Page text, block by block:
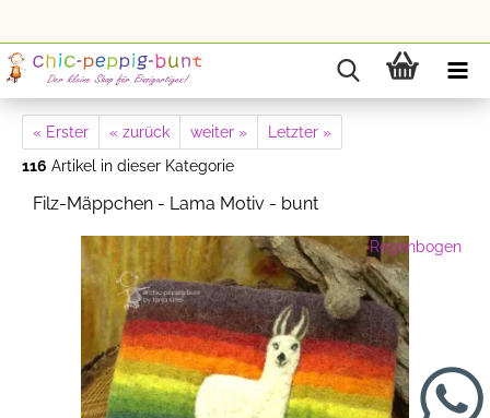
« Erster « zurück weiter »
Letzter »
116 Artikel in dieser Kategorie
Filz-Mäppchen - Lama Motiv - bunt
Regenbogen